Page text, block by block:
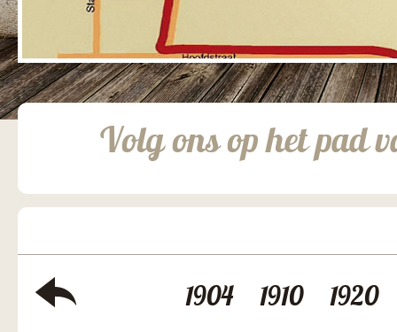
Volg ons op het pad
1904 1910 1920